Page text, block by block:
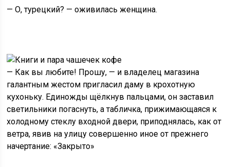
— О, турецкий? — оживилась женщина.
— Как вы любите! Прошу, — и владелец магазина
галантным жестом пригласил даму в крохотную
кухоньку. Единожды щёлкнув пальцами, он заставил
светильники погаснуть, а табличка, прижимающаяся к
холодному стеклу входной двери, приподнялась, как от
ветра, явив на улицу совершенно иное от прежнего
начертание: «Закрыто»